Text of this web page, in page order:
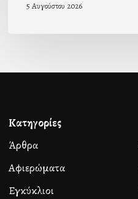
5 Αυγούστου 2026
Κατηγορίες
Άρθρα
Αφιερώματα
Εγκύκλιοι